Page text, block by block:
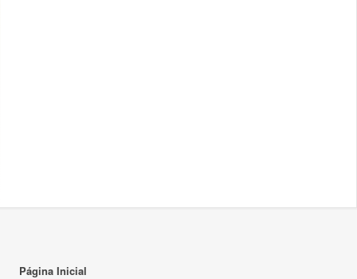
Página Inicial